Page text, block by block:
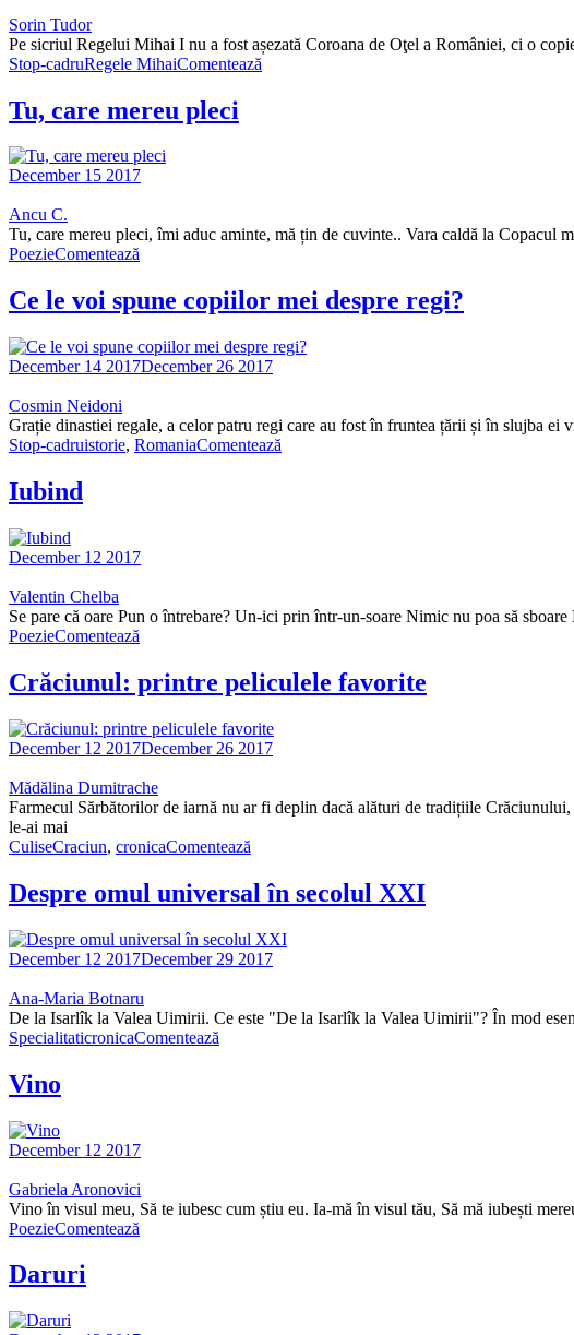
Sorin Tudor
Pe sicriul Regelui Mihai I nu a fost așezată Coroana de Oţel a României, ci o
Stop-cadruRegele MihaiComentează
Tu, care mereu pleci
December 15 2017
Ancu C.
Tu, care mereu pleci, îmi aduc aminte, mă țin de cuvinte.. Vara caldă la
PoezieComentează
Ce le voi spune copiilor mei despre regi?
December 14 2017December 26 2017
Cosmin Neidoni
Grație dinastiei regale, a celor patru regi care au fost în fruntea țării și în slujba ei
Stop-cadruistorie, RomaniaComentează
Iubind
December 12 2017
Valentin Chelba
Se pare că oare Pun o întrebare? Un-ici prin într-un-soare Nimic nu poa să
PoezieComentează
Crăciunul: printre peliculele favorite
December 12 2017December 26 2017
Mădălina Dumitrache
Farmecul Sărbătorilor de iarnă nu ar fi deplin dacă alături de tradițiile
le-ai mai
CuliseCraciun, cronicaComentează
Despre omul universal în secolul XXI
December 12 2017December 29 2017
Ana-Maria Botnaru
De la Isarlîk la Valea Uimirii. Ce este "De la Isarlîk la Valea Uimirii"? În mod
SpecialitaticronicaComentează
Vino
December 12 2017
Gabriela Aronovici
Vino în visul meu, Să te iubesc cum știu eu. Ia-mă în visul tău, Să mă iubești
PoezieComentează
Daruri